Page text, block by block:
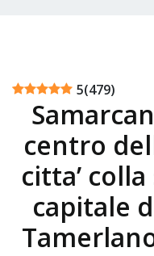
5(479)
centro
citta’
capitale